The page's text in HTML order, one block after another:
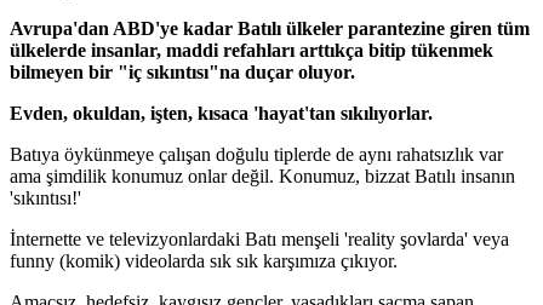
Avrupa'dan ABD'ye kadar Batılı ülkeler parantezine giren tüm
ülkelerde insanlar, maddi refahları arttıkça bitip tükenmek
bilmeyen bir "iç sıkıntısı"na duçar oluyor.
Evden, okuldan, işten, kısaca 'hayat'tan sıkılıyorlar.
Batıya öykünmeye çalışan doğulu tiplerde de aynı rahatsızlık var
ama şimdilik konumuz onlar değil. Konumuz, bizzat Batılı insanın
'sıkıntısı!'
İnternette ve televizyonlardaki Batı menşeli 'reality şovlarda' veya
funny (komik) videolarda sık sık karşımıza çıkıyor.